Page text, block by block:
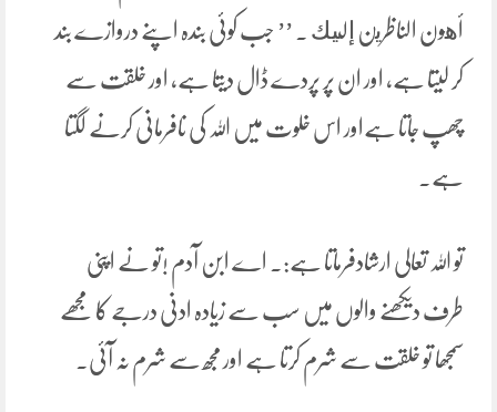
أهون الناظرين إليك . ’’ جب کوئی بندہ اپنے دروازے بند
کر لیتا ہے، اور ان پر پردے ڈال دیتا ہے، اور خلقت سے
چھپ جاتا ہےاور اس خلوت میں اللہ کی نافرمانی کرنے لگتا
ہے۔
تو اللہ تعالی ارشادفرماتا ہے:۔ اے ابن آدم !تو نے اپنی
طرف دیکھنے والوں میں سب سے زیادہ ادنی درجے کا مجھے
سمجھا تو خلقت سے شرم کرتا ہے اور مجھ سے شرم نہ آئی۔